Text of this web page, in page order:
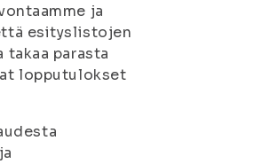
ja
esityslistojen
parasta
lopputulokset